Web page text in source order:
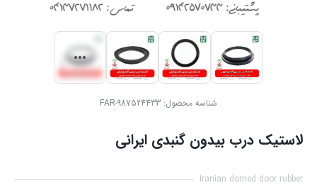
شناسه محصول: FAR-987524433
لاستیک درب بیدون گنبدی ایرانی
Iranian domed door rubber